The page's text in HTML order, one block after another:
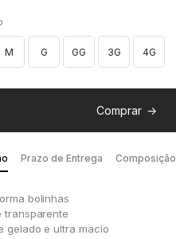
M G GG 3G 4G
Comprar
Prazo de Entrega Composição
bolinhas
transparente
gelado e ultra macio